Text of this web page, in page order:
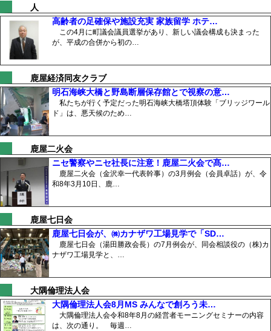
人
高齢者の足確保や施設充実 家族留学 ホテ…
この4月に町議会議員選挙があり、新しい議会構成も決まった
が、平成の合併から初の…
鹿屋経済同友クラブ
明石海峡大橋と野島断層保存館とで視察の意…
私たちが行く予定だった明石海峡大橋塔頂体験「ブリッジワール
ド」は、悪天候のため…
鹿屋二火会
ニセ警察やニセ社長に注意！鹿屋二火会で髙…
鹿屋二火会（金沢幸一代表幹事）の3月例会（会員卓話）が、令
和8年3月10日、鹿…
鹿屋七日会
鹿屋七日会が、㈱カナザワ工場見学で「SD…
鹿屋七日会（湯田勝政会長）の7月例会が、同会相談役の（株)カ
ナザワ工場見学と、…
大隅倫理法人会
大隅倫理法人会8月MS みんなで創ろう未…
大隅倫理法人会令和8年8月の経営者モーニングセミナーの内容
は、次の通り。 毎週…